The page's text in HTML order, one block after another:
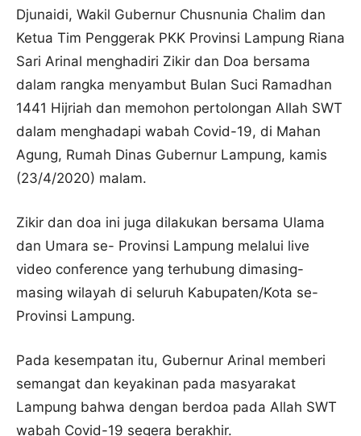
Djunaidi, Wakil Gubernur Chusnunia Chalim dan
Ketua Tim Penggerak PKK Provinsi Lampung Riana
Sari Arinal menghadiri Zikir dan Doa bersama
dalam rangka menyambut Bulan Suci Ramadhan
1441 Hijriah dan memohon pertolongan Allah SWT
dalam menghadapi wabah Covid-19, di Mahan
Agung, Rumah Dinas Gubernur Lampung, kamis
(23/4/2020) malam.
Zikir dan doa ini juga dilakukan bersama Ulama
dan Umara se- Provinsi Lampung melalui live
video conference yang terhubung dimasing-
masing wilayah di seluruh Kabupaten/Kota se-
Provinsi Lampung.
Pada kesempatan itu, Gubernur Arinal memberi
semangat dan keyakinan pada masyarakat
Lampung bahwa dengan berdoa pada Allah SWT
wabah Covid-19 segera berakhir.